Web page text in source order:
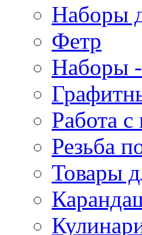
Наборы
Фетр
Наборы -
Работа с
Резьба
Товары